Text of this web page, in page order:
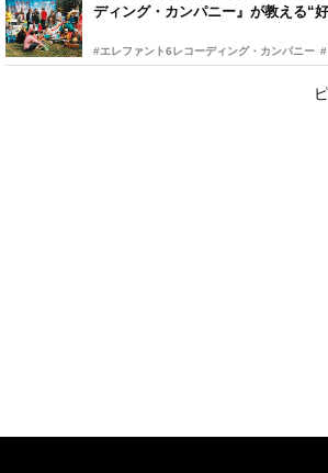
ディング・カンパニー』が教える“
#エレファント6レコーディング・カンパニー #